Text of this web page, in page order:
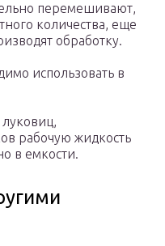
перемешивают,
количества, еще
обработку.
использовать в
рабочую жидкость
в емкости.